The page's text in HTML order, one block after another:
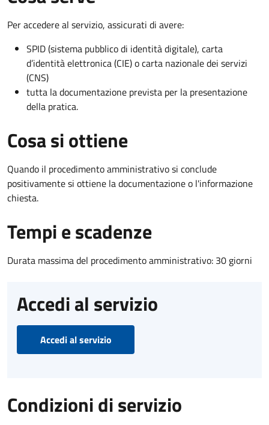
Per accedere al servizio, assicurati di avere:
SPID (sistema pubblico di identità digitale), carta
d’identità elettronica (CIE) o carta nazionale dei servizi
(CNS)
tutta la documentazione prevista per la presentazione
della pratica.
Cosa si ottiene
Quando il procedimento amministrativo si conclude
positivamente si ottiene la documentazione o l'informazione
chiesta.
Tempi e scadenze
Durata massima del procedimento amministrativo: 30 giorni
Accedi al servizio
Accedi al servizio
Condizioni di servizio